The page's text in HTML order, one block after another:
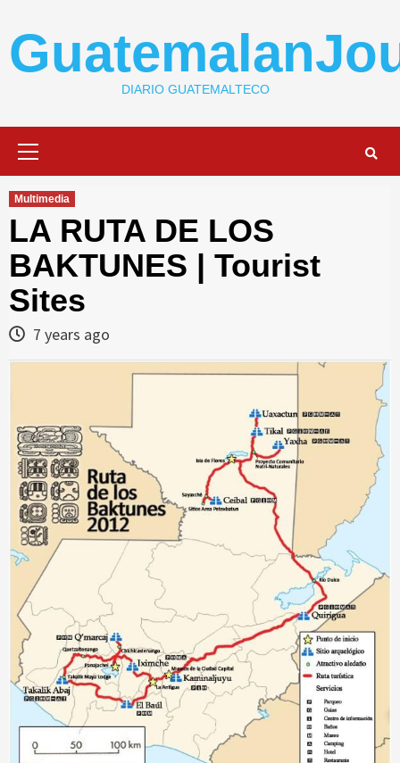
content
DIARIO GUATEMALTECO
Multimedia
LA RUTA DE LOS
BAKTUNES | Tourist
Sites
7 years ago